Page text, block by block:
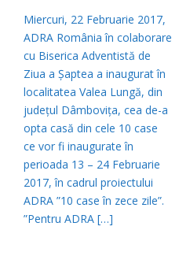
Miercuri, 22 Februarie 2017,
ADRA România în colaborare
cu Biserica Adventistă de
Ziua a Șaptea a inaugurat în
localitatea Valea Lungă, din
județul Dâmbovița, cea de-a
opta casă din cele 10 case
ce vor fi inaugurate în
perioada 13 – 24 Februarie
2017, în cadrul proiectului
ADRA ”10 case în zece zile”.
”Pentru ADRA […]